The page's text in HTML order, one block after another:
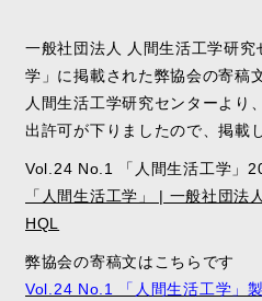
一般社団法人 人間生活工学研
学」に掲載された弊協会の寄稿
人間生活工学研究センターより
出許可が下りましたので、掲載
Vol.24 No.1 「人間生活工学」
「人間生活工学」 | 一般社団法
HQL
弊協会の寄稿文はこちらです
Vol.24 No.1 「人間生活工学」